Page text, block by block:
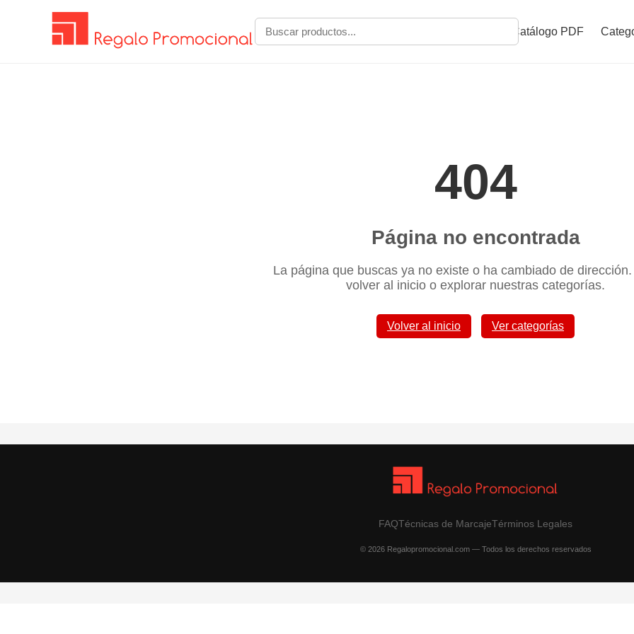
Catálogo PDF
404
Página no encontrada
La página que buscas ya no existe o ha cambiado de
volver al inicio o explorar nuestras categorías.
Volver al inicio Ver categorías
FAQTécnicas de MarcajeTérminos Legales
© 2026 Regalopromocional.com — Todos los derechos reservados